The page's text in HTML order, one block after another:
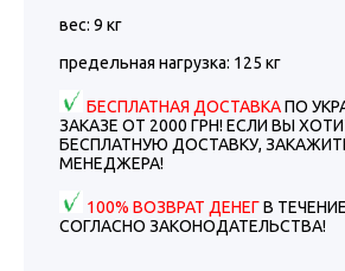
вес: 9 кг
предельная нагрузка: 125 кг
БЕСПЛАТНАЯ ДОСТАВКАПО
ЗАКАЗЕ ОТ 2000 ГРН! ЕСЛИ ВЫ
БЕСПЛАТНУЮ ДОСТАВКУ,
МЕНЕДЖЕРА!
100% ВОЗВРАТ ДЕНЕГВ
СОГЛАСНО ЗАКОНОДАТЕЛЬСТВА!